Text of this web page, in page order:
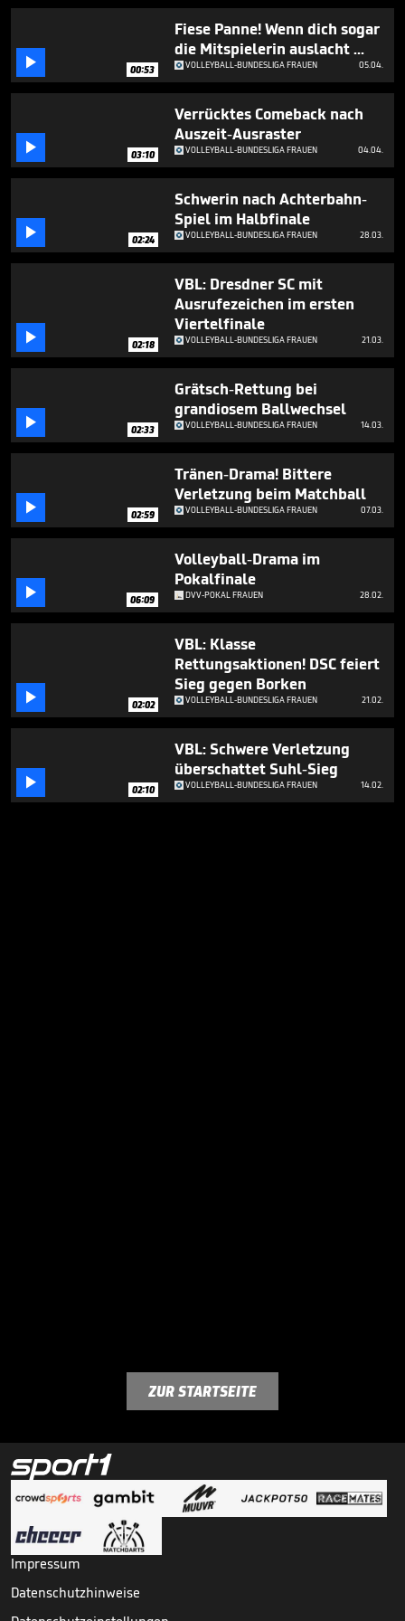
5
seconds
 00:53
Fiese Panne! Wenn dich sogar
die Mitspielerin auslacht ...
VOLLEYBALL-BUNDESLIGA FRAUEN 05.04.
 03:10
Verrücktes Comeback nach
Auszeit-Ausraster
VOLLEYBALL-BUNDESLIGA FRAUEN 04.04.
 02:24
Schwerin nach Achterbahn-
Spiel im Halbfinale
VOLLEYBALL-BUNDESLIGA FRAUEN 28.03.
 02:18
VBL: Dresdner SC mit
Ausrufezeichen im ersten
Viertelfinale
VOLLEYBALL-BUNDESLIGA FRAUEN 21.03.
 02:33
Grätsch-Rettung bei
grandiosem Ballwechsel
VOLLEYBALL-BUNDESLIGA FRAUEN 14.03.
 02:59
Tränen-Drama! Bittere
Verletzung beim Matchball
VOLLEYBALL-BUNDESLIGA FRAUEN 07.03.
 06:09
Volleyball-Drama im
Pokalfinale
DVV-POKAL FRAUEN 28.02.
 02:02
VBL: Klasse
Rettungsaktionen! DSC feiert
Sieg gegen Borken
VOLLEYBALL-BUNDESLIGA FRAUEN 21.02.
 02:10
VBL: Schwere Verletzung
überschattet Suhl-Sieg
VOLLEYBALL-BUNDESLIGA FRAUEN 14.02.
ZUR STARTSEITE
Impressum
Datenschutzhinweise